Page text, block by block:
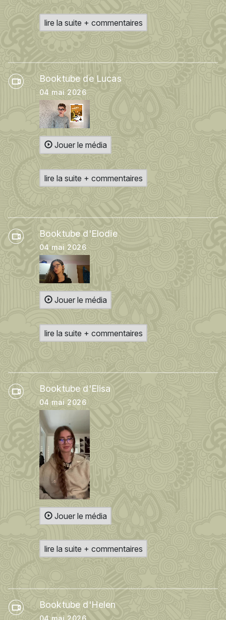
lire la suite + commentaires
Booktube de Lucas
04 mai 2026
Jouer le média
lire la suite + commentaires
Booktube d'Elodie
04 mai 2026
Jouer le média
lire la suite + commentaires
Booktube d'Elisa
04 mai 2026
Jouer le média
lire la suite + commentaires
Booktube d'Helen
04 mai 2026